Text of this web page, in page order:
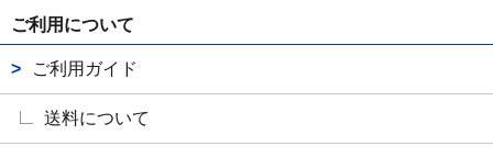
ご利用について
ご利用ガイド
送料について